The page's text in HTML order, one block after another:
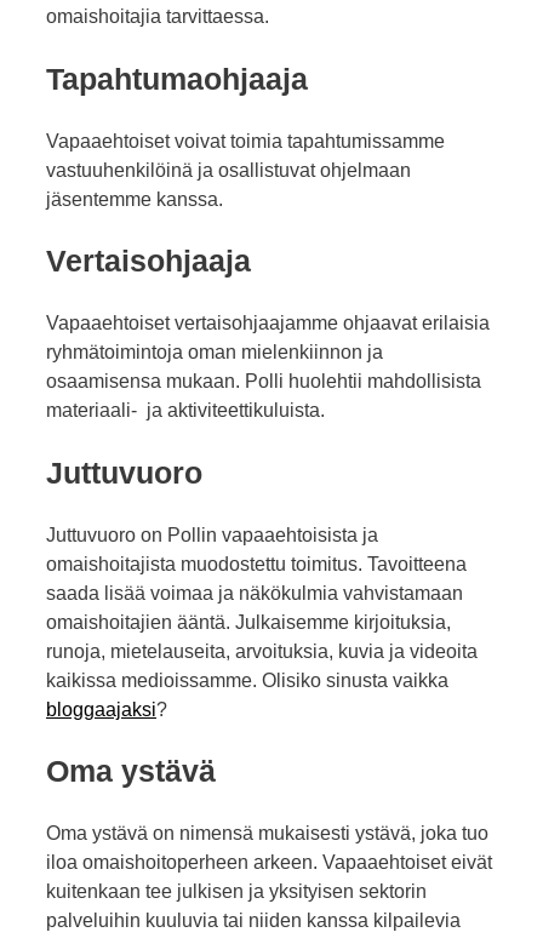
omaishoitajia tarvittaessa.
Tapahtumaohjaaja
Vapaaehtoiset voivat toimia tapahtumissamme
vastuuhenkilöinä ja osallistuvat ohjelmaan
jäsentemme kanssa.
Vertaisohjaaja
Vapaaehtoiset vertaisohjaajamme ohjaavat erilaisia
ryhmätoimintoja oman mielenkiinnon ja
osaamisensa mukaan. Polli huolehtii mahdollisista
materiaali- ja aktiviteettikuluista.
Juttuvuoro
Juttuvuoro on Pollin vapaaehtoisista ja
omaishoitajista muodostettu toimitus. Tavoitteena
saada lisää voimaa ja näkökulmia vahvistamaan
omaishoitajien ääntä. Julkaisemme kirjoituksia,
runoja, mietelauseita, arvoituksia, kuvia ja videoita
kaikissa medioissamme. Olisiko sinusta vaikka
bloggaajaksi?
Oma ystävä
Oma ystävä on nimensä mukaisesti ystävä, joka tuo
iloa omaishoitoperheen arkeen. Vapaaehtoiset eivät
kuitenkaan tee julkisen ja yksityisen sektorin
palveluihin kuuluvia tai niiden kanssa kilpailevia